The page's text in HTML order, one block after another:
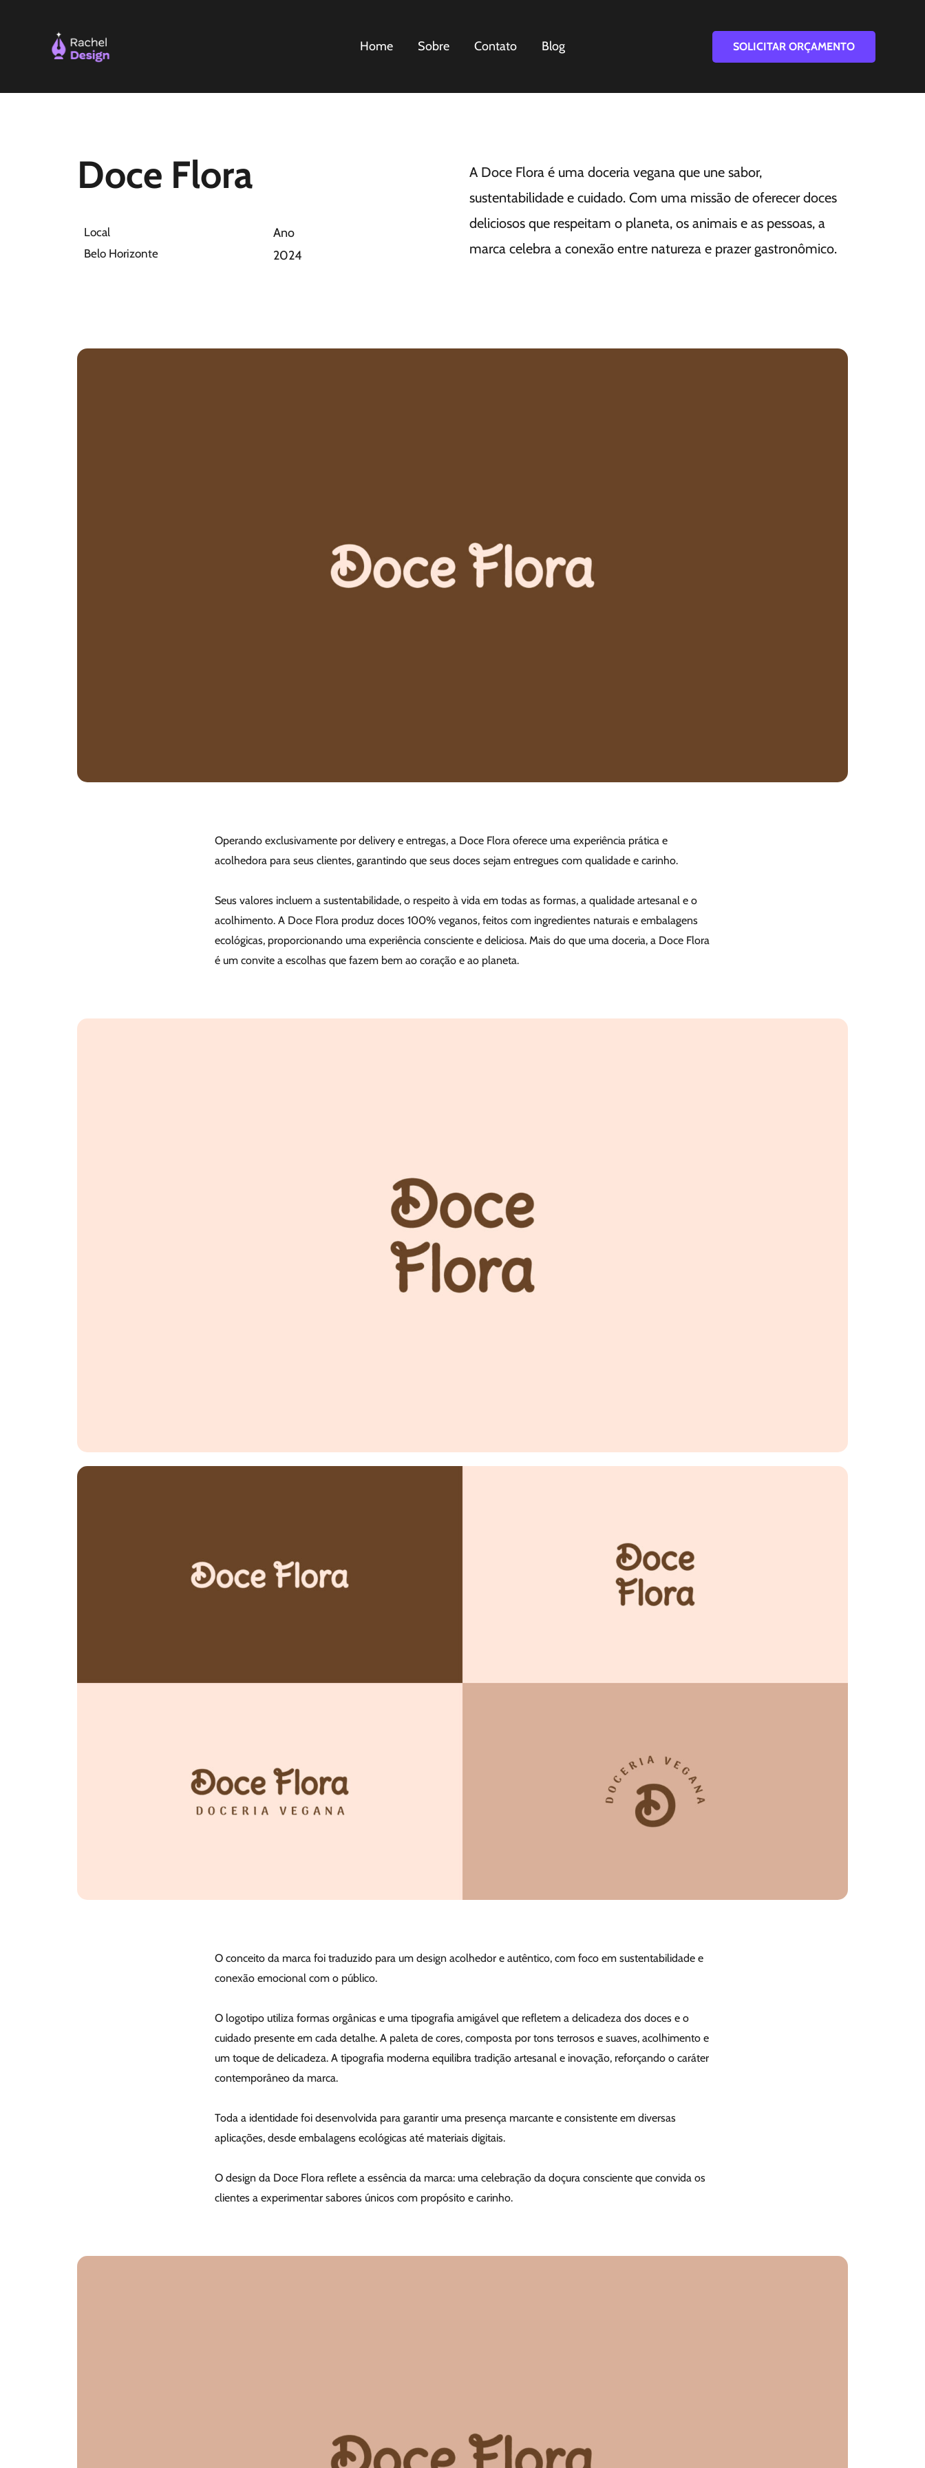
Home Sobre Contato Blog SOLICITAR ORÇAMENTO
Doce Flora
Local
Belo Horizonte
Ano
2024
A Doce Flora é uma doceria vegana que une sabor,
sustentabilidade e cuidado. Com uma missão de oferecer doces
deliciosos que respeitam o planeta, os animais e as pessoas, a
marca celebra a conexão entre natureza e prazer gastronômico.
Operando exclusivamente por delivery e entregas, a Doce Flora oferece uma experiência prática e
acolhedora para seus clientes, garantindo que seus doces sejam entregues com qualidade e carinho.
Seus valores incluem a sustentabilidade, o respeito à vida em todas as formas, a qualidade artesanal e o
acolhimento. A Doce Flora produz doces 100% veganos, feitos com ingredientes naturais e embalagens
ecológicas, proporcionando uma experiência consciente e deliciosa. Mais do que uma doceria, a Doce Flora
é um convite a escolhas que fazem bem ao coração e ao planeta.
O conceito da marca foi traduzido para um design acolhedor e autêntico, com foco em sustentabilidade e
conexão emocional com o público.
O logotipo utiliza formas orgânicas e uma tipografia amigável que refletem a delicadeza dos doces e o
cuidado presente em cada detalhe. A paleta de cores, composta por tons terrosos e suaves, acolhimento e
um toque de delicadeza. A tipografia moderna equilibra tradição artesanal e inovação, reforçando o caráter
contemporâneo da marca.
Toda a identidade foi desenvolvida para garantir uma presença marcante e consistente em diversas
aplicações, desde embalagens ecológicas até materiais digitais.
O design da Doce Flora reflete a essência da marca: uma celebração da doçura consciente que convida os
clientes a experimentar sabores únicos com propósito e carinho.